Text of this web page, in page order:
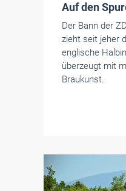
Auf den
Der Bann der
zieht seit jeher
englische
überzeugt mit
Braukunst.